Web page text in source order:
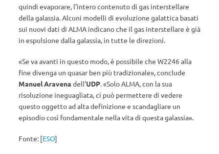
quindi evaporare, l’intero contenuto di gas interstellare
della galassia. Alcuni modelli di evoluzione galattica basati
sui nuovi dati di ALMA indicano che il gas interstellare è già
in espulsione dalla galassia, in tutte le direzioni.
«Se va avanti in questo modo, è possibile che W2246 alla
fine divenga un quasar ben più tradizionale», conclude
Manuel Aravena dell’UDP. «Solo ALMA, con la sua
risoluzione ineguagliata, ci può permettere di vedere
questo oggetto ad alta definizione e scandagliare un
episodio così fondamentale nella vita di questa galassia».
Fonte: [ESO]